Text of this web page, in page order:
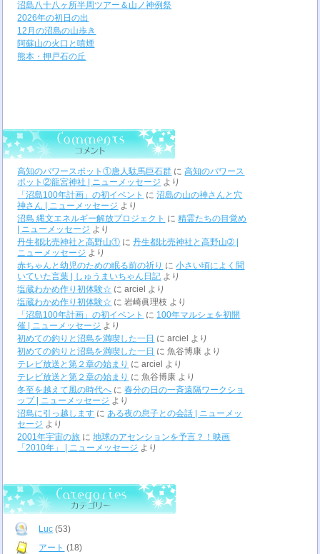
沼島八十八ヶ所半周ツアー＆山ノ神例祭
2026年の初日の出
12月の沼島の山歩き
阿蘇山の火口と噴煙
熊本・押戸石の丘
高知のパワースポット①唐人駄馬巨石群 に高知のパワース
ポット②龍宮神社 | ニューメッセージ より
「沼島100年計画」の初イベント に沼島の山の神さんと穴
神さん | ニューメッセージ より
沼島 縄文エネルギー解放プロジェクト に精霊たちの目覚め
| ニューメッセージ より
丹生都比売神社と高野山① に丹生都比売神社と高野山➁ |
ニューメッセージ より
赤ちゃんと幼児のための眠る前の祈り に小さい頃によく聞
いていた言葉 | しゅうまいちゃん日記 より
塩蔵わかめ作り初体験☆ にarciel
より
塩蔵わかめ作り初体験☆ に岩崎眞理枝 より
「沼島100年計画」の初イベント に 100年マルシェを初開
催 | ニューメッセージ より
初めての釣りと沼島を満喫した一日 にarciel
より
初めての釣りと沼島を満喫した一日 に魚谷博康 より
テレビ放送と第２章の始まり にarciel
より
テレビ放送と第２章の始まり に魚谷博康 より
冬至を越えて風の時代へ に春分の日の一斉遠隔ワークショ
ップ | ニューメッセージ より
沼島に引っ越します に ある夜の息子との会話 | ニューメッ
セージ より
2001年宇宙の旅 に地球のアセンションを予言？！映画
「2010年」 | ニューメッセージ より
Luc (53)
アート (18)